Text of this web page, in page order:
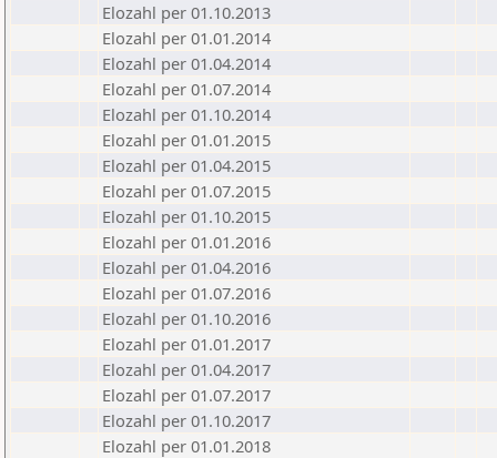
Elozahl per 01.10.2013
Elozahl per 01.01.2014
Elozahl per 01.04.2014
Elozahl per 01.07.2014
Elozahl per 01.10.2014
Elozahl per 01.01.2015
Elozahl per 01.04.2015
Elozahl per 01.07.2015
Elozahl per 01.10.2015
Elozahl per 01.01.2016
Elozahl per 01.04.2016
Elozahl per 01.07.2016
Elozahl per 01.10.2016
Elozahl per 01.01.2017
Elozahl per 01.04.2017
Elozahl per 01.07.2017
Elozahl per 01.10.2017
Elozahl per 01.01.2018